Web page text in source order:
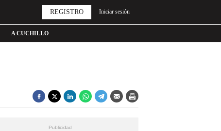
A CUCHILLO
REGISTRO Iniciar sesión